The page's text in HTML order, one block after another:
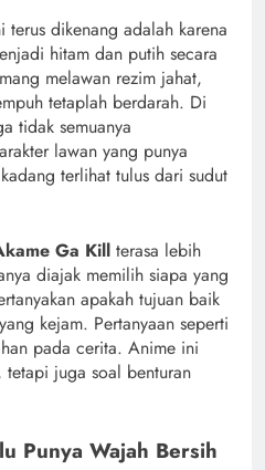
terus dikenang adalah karena
hitam dan putih secara
melawan rezim jahat,
tetaplah berdarah. Di
tidak semuanya
lawan yang punya
terlihat tulus dari sudut
Ga Kill terasa lebih
diajak memilih siapa yang
apakah tujuan baik
kejam. Pertanyaan seperti
pada cerita. Anime ini
juga soal benturan
Punya Wajah Bersih